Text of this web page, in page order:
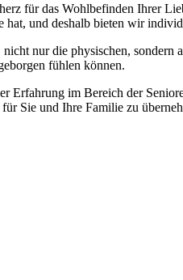
für das Wohlbefinden Ihrer
hat, und deshalb bieten wir
nur die physischen,
fühlen können.
Erfahrung im Bereich der
Sie und Ihre Familie zu